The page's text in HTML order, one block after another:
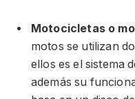
Motocicletas o
motos se utilizan
ellos es el sistema
además su